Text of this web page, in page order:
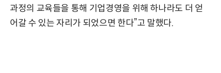
과정의 교육들을 통해 기업경영을 위해 하나라도 더 얻
어갈 수 있는 자리가 되었으면 한다”고 말했다.